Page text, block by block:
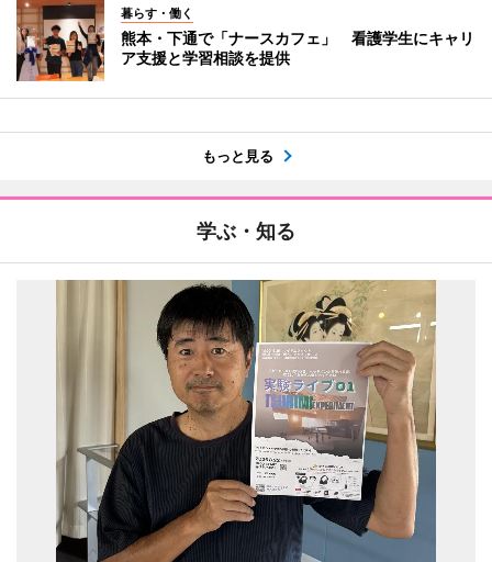
暮らす・働く
熊本・下通で「ナースカフェ」 看護学生にキャリ
ア支援と学習相談を提供
もっと見る
学ぶ・知る